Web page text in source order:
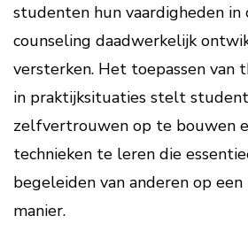
studenten hun vaardigheden in
counseling daadwerkelijk
versterken. Het toepassen van
in praktijksituaties stelt
zelfvertrouwen op te bouwen
technieken te leren die
begeleiden van anderen op
manier.